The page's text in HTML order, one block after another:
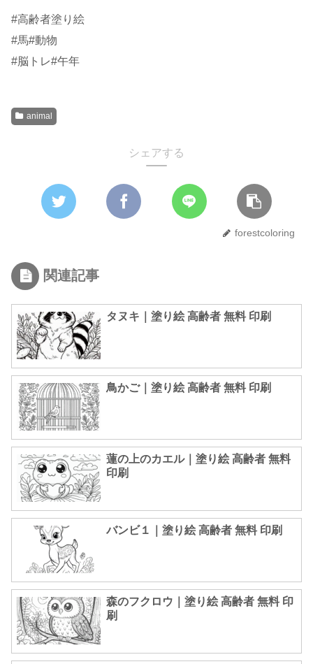
#高齢者塗り絵
#馬#動物
#脳トレ#午年
animal
シェアする
forestcoloring
関連記事
タヌキ｜塗り絵 高齢者 無料 印刷
鳥かご｜塗り絵 高齢者 無料 印刷
蓮の上のカエル｜塗り絵 高齢者 無料
印刷
バンビ１｜塗り絵 高齢者 無料 印刷
森のフクロウ｜塗り絵 高齢者 無料 印
刷